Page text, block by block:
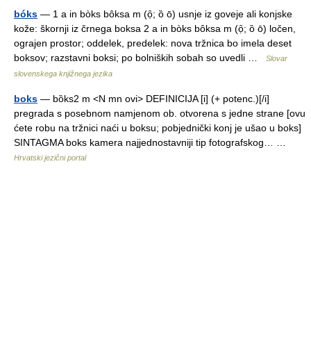
bóks — 1 a in bòks bôksa m (ọ̑; ȍ ō) usnje iz goveje ali konjske
kože: škornji iz črnega boksa 2 a in bòks bôksa m (ọ̑; ȍ ō) ločen,
ograjen prostor; oddelek, predelek: nova tržnica bo imela deset
boksov; razstavni boksi; po bolniških sobah so uvedli …
Slovar
slovenskega knjižnega jezika
boks — bȍks2 m <N mn ovi> DEFINICIJA [i] (+ potenc.)[/i]
pregrada s posebnom namjenom ob. otvorena s jedne strane [ovu
ćete robu na tržnici naći u boksu; pobjednički konj je ušao u boks]
SINTAGMA boks kamera najjednostavniji tip fotografskog… …
Hrvatski jezični portal